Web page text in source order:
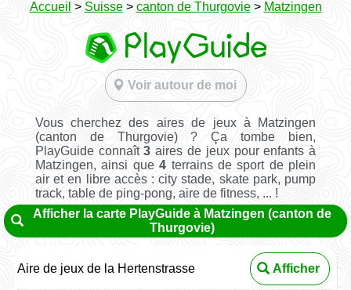
Accueil > Suisse> canton de Thurgovie> Matzingen
Voir autour de moi
Vous cherchez des aires de jeux à Matzingen
(canton de Thurgovie) ? Ça tombe bien,
PlayGuide connaît3 aires de jeux pour enfants à
Matzingen, ainsi que4 terrains de sport de plein
air et en libre accès : city stade, skate park, pump
track, table de ping-pong, aire de fitness, ... !
Afficher la carte PlayGuide à Matzingen (canton de
Thurgovie)
Aire de jeux de la Hertenstrasse Afficher